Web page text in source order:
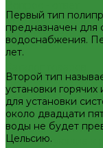
Бренды
Партнерство
Контакты
...
Приборы
Радиаторы
Радиаторы
Радиаторы
Комплектующие к
Первый тип
предназначен для
водоснабжения.
лет.
Второй тип
установки
для установки
около двадцати
воды не будет
Цельсию.